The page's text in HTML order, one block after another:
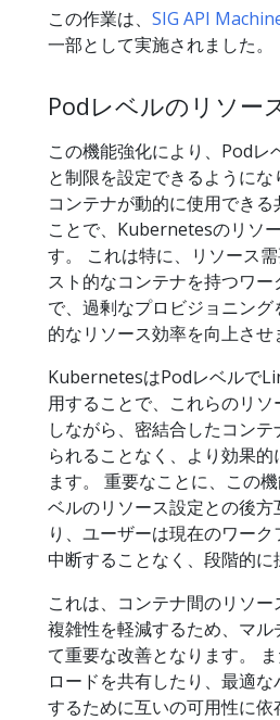
この作業は、 SIG API
一部として実施されました。
Podレベルのリソー
この機能強化により、Podレ
と制限を設定できるように
コンテナが動的に使用でき
ことで、Kubernetesのリソ
す。 これは特に、リソース
スト的なコンテナを持つワ
で、過剰なプロビジョニン
的なリソース効率を向上させ
KubernetesはPodレベルで
用することで、これらのリ
しながら、密結合したコン
られることなく、より効果
ます。 重要なことに、この
ベルのリソース設定との後
り、ユーザーは現在のワー
中断することなく、段階的に
これは、コンテナ間のリソ
複雑性を軽減するため、マ
て重要な改善となります。
ロードを共有したり、最適
するために互いの可用性に